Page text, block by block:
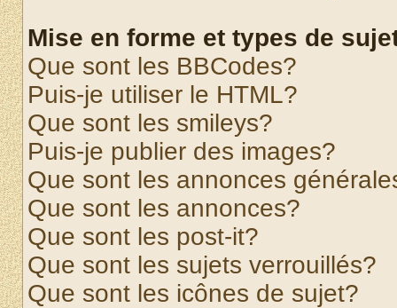
Mise en forme et types de
Que sont les BBCodes?
Puis-je utiliser le HTML?
Que sont les smileys?
Puis-je publier des images?
Que sont les annonces
Que sont les annonces?
Que sont les post-it?
Que sont les sujets verrouillés?
Que sont les icônes de sujet?